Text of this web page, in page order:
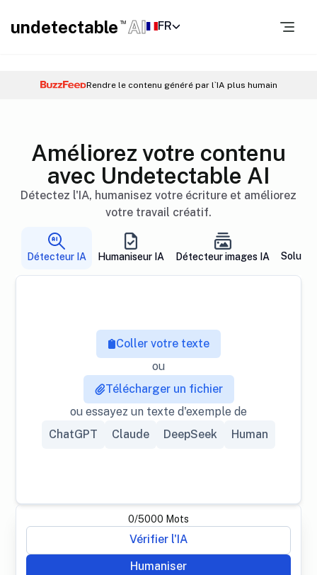
undetectable TM AI FR
Rendre le contenu généré par l`IA plus humain
Améliorez votre contenu
avec Undetectable AI
Détectez l'IA, humanisez votre écriture et améliorez
votre travail créatif.
Détecteur IA Humaniseur IA Détecteur images IA
Coller votre texte
ou
Télécharger un fichier
ou essayez un texte d'exemple de
ChatGPT
Claude DeepSeek Human
0/5000 Mots
Vérifier l'IA
Humaniser